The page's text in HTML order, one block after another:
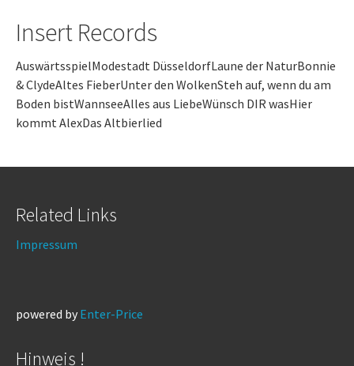
Insert Records
AuswärtsspielModestadt DüsseldorfLaune der NaturBonnie
& ClydeAltes FieberUnter den WolkenSteh auf, wenn du am
Boden bistWannseeAlles aus LiebeWünsch DIR wasHier
kommt AlexDas Altbierlied
Related Links
Impressum
powered by Enter-Price
Hinweis !